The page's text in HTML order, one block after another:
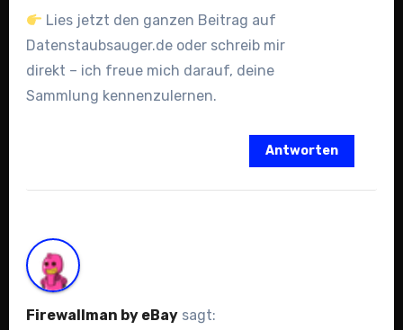
Lies jetzt den ganzen Beitrag auf
Datenstaubsauger.de oder schreib mir
direkt – ich freue mich darauf, deine
Sammlung kennenzulernen.
Antworten
Firewallman by eBay sagt: